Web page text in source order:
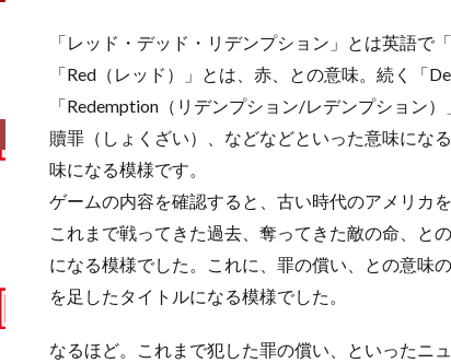
「レッド・デッド・リデンプション」とは英語で
「Red（レッド）」とは、赤、との意味。続く「
「Redemption（リデンプション/レデンプション
贖罪（しょくざい）、などなどといった意味にな
味になる模様です。
ゲームの内容を確認すると、古い時代のアメリカ
これまで戦ってきた過去、奪ってきた敵の命、と
になる模様でした。これに、罪の償い、との意味
を足したタイトルになる模様でした。
なるほど。これまで犯した罪の償い、といったニ